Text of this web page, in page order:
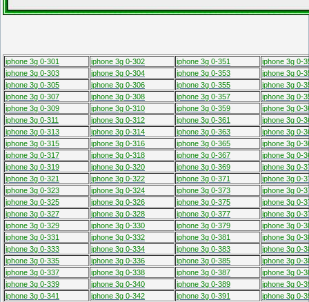
iphone 3g 0-301 iphone 3g 0-302 iphone 3g 0-351
iphone 3g 0-
iphone 3g 0-303
iphone 3g 0-304 iphone 3g 0-353
iphone 3g 0-
iphone 3g 0-305
iphone 3g 0-306 iphone 3g 0-355
iphone 3g 0-
iphone 3g 0-307
iphone 3g 0-308 iphone 3g 0-357
iphone 3g 0-
iphone 3g 0-309
iphone 3g 0-310 iphone 3g 0-359
iphone 3g 0-
iphone 3g 0-311
iphone 3g 0-312 iphone 3g 0-361
iphone 3g 0-
iphone 3g 0-313
iphone 3g 0-314 iphone 3g 0-363
iphone 3g 0-
iphone 3g 0-315
iphone 3g 0-316 iphone 3g 0-365
iphone 3g 0-
iphone 3g 0-317
iphone 3g 0-318 iphone 3g 0-367
iphone 3g 0-
iphone 3g 0-319
iphone 3g 0-320 iphone 3g 0-369
iphone 3g 0-
iphone 3g 0-321
iphone 3g 0-322 iphone 3g 0-371
iphone 3g 0-
iphone 3g 0-323
iphone 3g 0-324 iphone 3g 0-373
iphone 3g 0-
iphone 3g 0-325
iphone 3g 0-326 iphone 3g 0-375
iphone 3g 0-
iphone 3g 0-327
iphone 3g 0-328 iphone 3g 0-377
iphone 3g 0-
iphone 3g 0-329
iphone 3g 0-330 iphone 3g 0-379
iphone 3g 0-
iphone 3g 0-331
iphone 3g 0-332 iphone 3g 0-381
iphone 3g 0-
iphone 3g 0-333
iphone 3g 0-334 iphone 3g 0-383
iphone 3g 0-
iphone 3g 0-335
iphone 3g 0-336 iphone 3g 0-385
iphone 3g 0-
iphone 3g 0-337
iphone 3g 0-338 iphone 3g 0-387
iphone 3g 0-
iphone 3g 0-339
iphone 3g 0-340 iphone 3g 0-389
iphone 3g 0-
iphone 3g 0-341
iphone 3g 0-342 iphone 3g 0-391
iphone 3g 0-